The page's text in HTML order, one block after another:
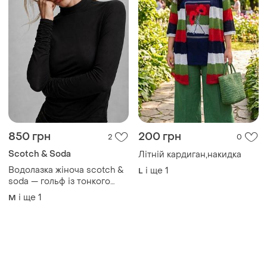
850 грн 2
Scotch & Soda
Водолазка жіноча scotch &
soda — гольф із тонкого
трикотажного ліоцелу l
M і ще 1
200 грн 0
Літній кардиган,накидка
L і ще 1